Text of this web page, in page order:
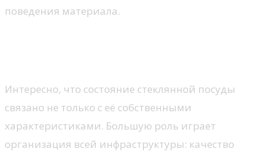
поведения материала.
Интересно, что состояние стеклянной посуды
связано не только с её собственными
характеристиками. Большую роль играет
организация всей инфраструктуры: качество